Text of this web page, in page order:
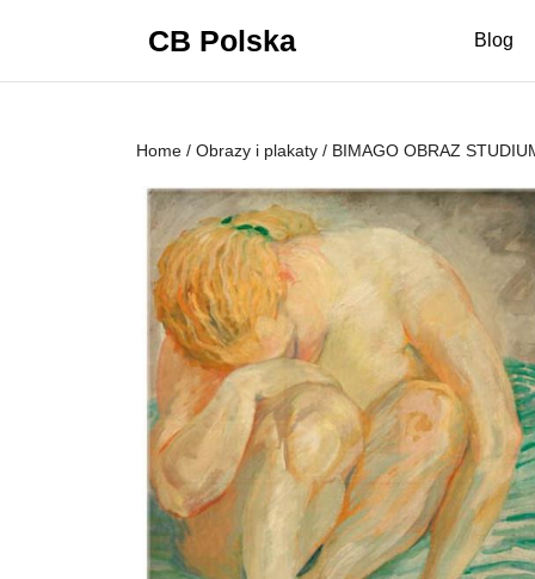
CB Polska Blog
Home / Obrazy i plakaty / BIMAGO OBRAZ